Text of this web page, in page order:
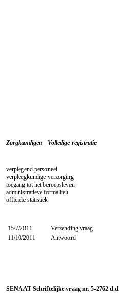
Zorgkundigen - Volledige registratie
verplegend personeel
verpleegkundige verzorging
toegang tot het beroepsleven
administratieve formaliteit
officiële statistiek
15/7/2011
Verzending vraag
11/10/2011
Antwoord
SENAAT Schriftelijke vraag nr. 5-2762